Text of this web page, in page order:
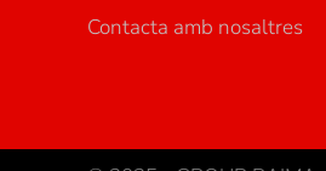
Contacta amb nosaltres